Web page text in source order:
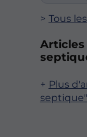
Tous
Articles
Plus
septique"